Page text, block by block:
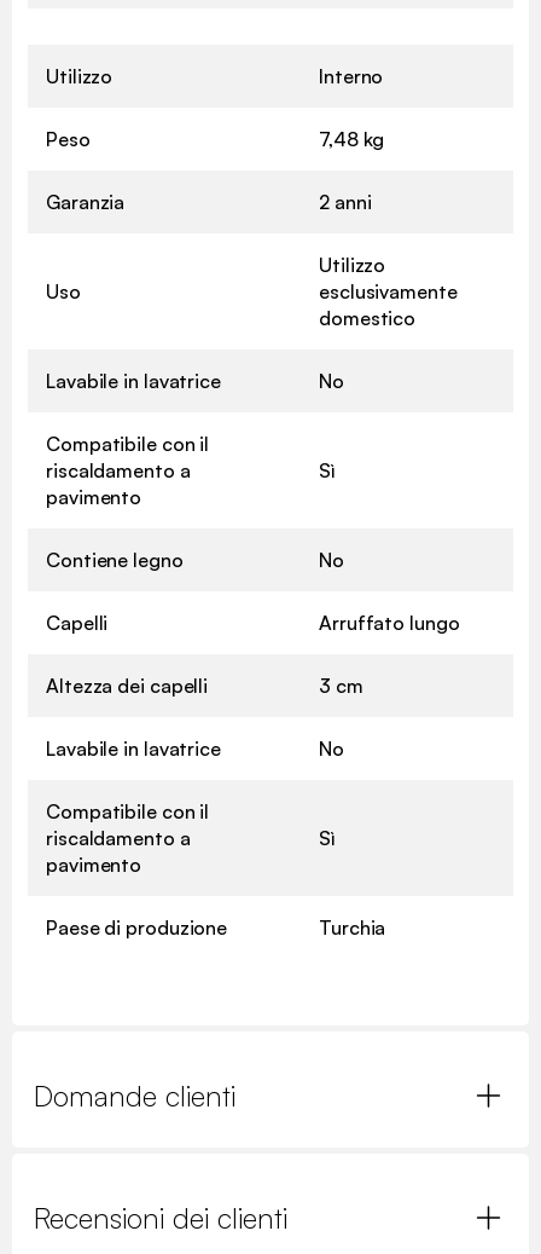
Utilizzo Interno
Peso 7,48 kg
Garanzia 2 anni
Uso
Utilizzo
esclusivamente
domestico
Lavabile in lavatrice No
Compatibile con il
riscaldamento a
pavimento
Sì
Contiene legno No
Capelli Arruffato lungo
Altezza dei capelli 3 cm
Lavabile in lavatrice No
Compatibile con il
riscaldamento a
pavimento
Sì
Paese di produzione Turchia
Domande clienti
Recensioni dei clienti